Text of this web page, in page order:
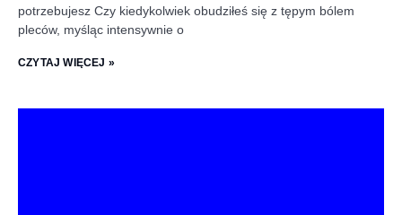
potrzebujesz Czy kiedykolwiek obudziłeś się z tępym bólem
pleców, myśląc intensywnie o
CZYTAJ WIĘCEJ »